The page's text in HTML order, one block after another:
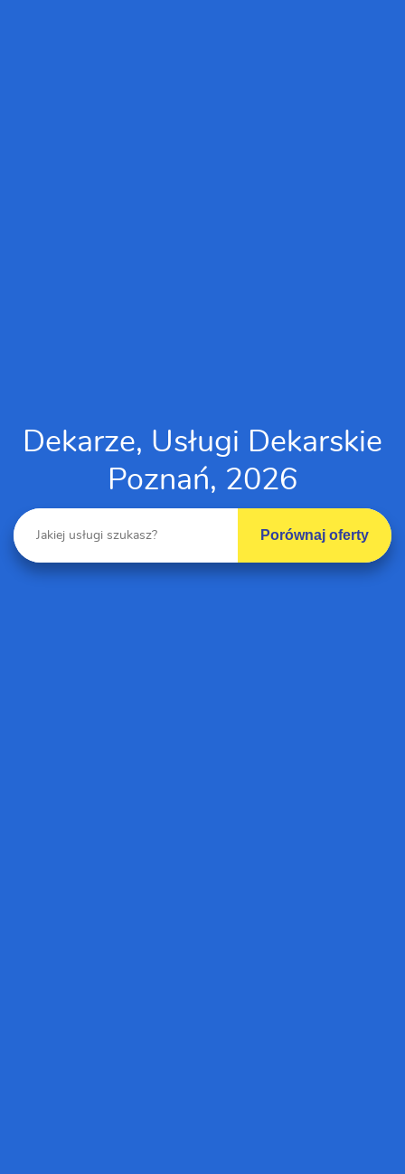
Dekarze, Usługi Dekarskie
Poznań, 2026
Porównaj oferty